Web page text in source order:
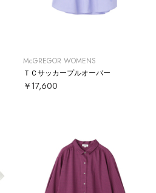
McGREGOR WOMENS
ＴＣサッカープルオーバー
￥17,600